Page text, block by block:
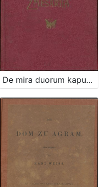
De mira duorum kaputorum metamorphosi seu Čudnovita dveh kaputov zmešarija : in memoriam tristissimae illius sed demum feliciter perpessae ultimae anni noctis : 1873 / [Onofrius Kopriva]